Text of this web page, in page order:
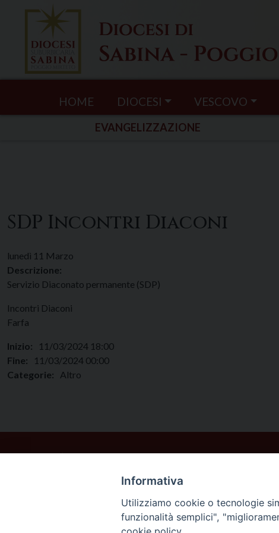
HOME DIOCESI VESCOVO
EVANGELIZZAZIONE
SDP Incontri Diaconi
lunedì 11 Marzo
Descrizione:
Servizio Diaconato permanente (SDP)
Incontri Diaconi
Farfa
Inizio:
11/03/2024 18:00
Fine:
11/03/2024 00:00
Categorie:
Altro
Informativa
Utilizziamo cookie o tecnologie
funzionalità semplici",